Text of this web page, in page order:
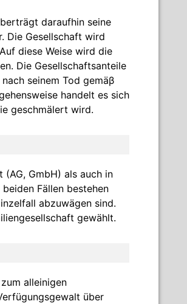
daraufhin seine
Die Gesellschaft wird
diese Weise wird die
Die Gesellschaftsanteile
seinem Tod gemäβ
handelt es sich
geschmälert wird.
GmbH) als auch in
Fällen bestehen
abzuwägen sind.
gewählt.
alleinigen
über